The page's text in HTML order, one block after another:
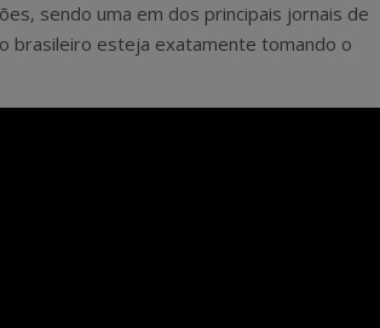
sendo uma em dos principais jornais de
brasileiro esteja exatamente tomando o